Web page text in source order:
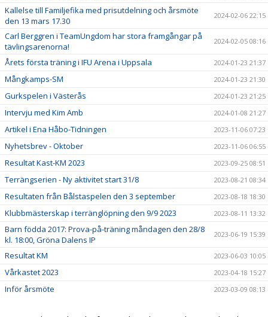
Kallelse till Familjefika med prisutdelning och årsmöte
den 13 mars 17.30
2024-02-06 22:15
Carl Berggren i TeamUngdom har stora framgångar på
tävlingsarenorna!
2024-02-05 08:16
Årets första träning i IFU Arena i Uppsala 2024-01-23 21:37
Mångkamps-SM 2024-01-23 21:30
Gurkspelen i Västerås 2024-01-23 21:25
Intervju med Kim Amb 2024-01-08 21:27
Artikel i Ena Håbo-Tidningen 2023-11-06 07:23
Nyhetsbrev - Oktober 2023-11-06 06:55
Resultat Kast-KM 2023 2023-09-25 08:51
Terrängserien - Ny aktivitet start 31/8 2023-08-21 08:34
Resultaten från Bålstaspelen den 3 september 2023-08-18 18:30
Klubbmästerskap i terränglöpning den 9/9 2023 2023-08-11 13:32
Barn födda 2017: Prova-på-träning måndagen den 28/8
kl. 18:00, Gröna Dalens IP
2023-06-19 15:39
Resultat KM 2023-06-03 10:05
Vårkastet 2023 2023-04-18 15:27
Inför årsmöte 2023-03-09 08:13